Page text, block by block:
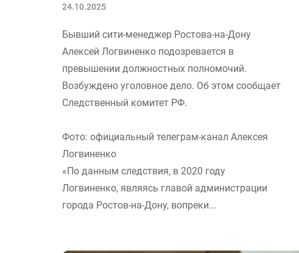
24.10.2025
Бывший сити-менеджер Ростова-на-Дону
Алексей Логвиненко подозревается в
превышении должностных полномочий.
Возбуждено уголовное дело. Об этом сообщает
Следственный комитет РФ.
Фото: официальный телеграм-канал Алексея
Логвиненко
«По данным следствия, в 2020 году
Логвиненко, являясь главой администрации
города Ростов-на-Дону, вопреки...